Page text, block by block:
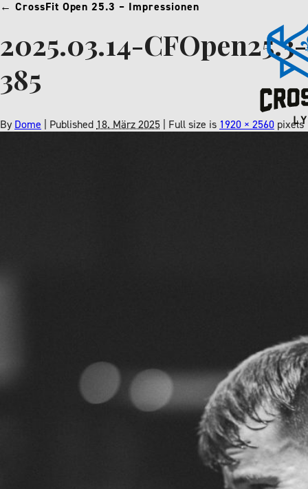
← CrossFit Open 25.3 – Impressionen
2025.03.14-CFOpen25.3-
385
ByDome Published 18. März 2025 | Full size is 1920 × 2560 pixels